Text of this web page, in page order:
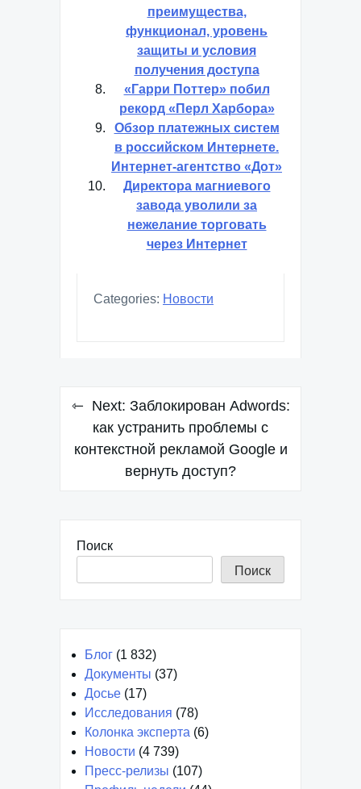
преимущества,
функционал, уровень
защиты и условия
получения доступа
«Гарри Поттер» побил
рекорд «Перл Харбора»
Обзор платежных систем
в российском Интернете.
Интернет-агентство «Дот»
Директора магниевого
завода уволили за
нежелание торговать
через Интернет
Categories: Новости
Навигация
записям
Next: Заблокирован Adwords:
как устранить проблемы с
контекстной рекламой Google и
вернуть доступ?
Поиск
Поиск
Блог (1 832)
Документы (37)
Досье (17)
Исследования (78)
Колонка эксперта (6)
Новости (4 739)
Пресс-релизы (107)